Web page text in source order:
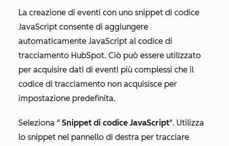
La creazione di eventi con uno snippet di codice
JavaScript consente di aggiungere
automaticamente JavaScript al codice di
tracciamento HubSpot. Ciò può essere utilizzato
per acquisire dati di eventi più complessi che il
codice di tracciamento non acquisisce per
impostazione predefinita.
Seleziona " Snippet di codice JavaScript". Utilizza
lo snippet nel pannello di destra per tracciare